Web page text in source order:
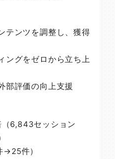
テンツを調整し、獲得
ングをゼロから立ち上
部評価の向上支援
6,843セッション
→25件）